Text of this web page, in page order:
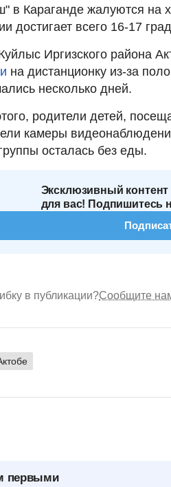
в Караганде жалуются на
достигает всего 16-17
Иргизского района
на дистанционку из-за
несколько дней.
родители детей,
камеры
осталась без еды.
Эксклюзивный контент
для вас! Подпишитесь
в публикации?Сообщите
первыми